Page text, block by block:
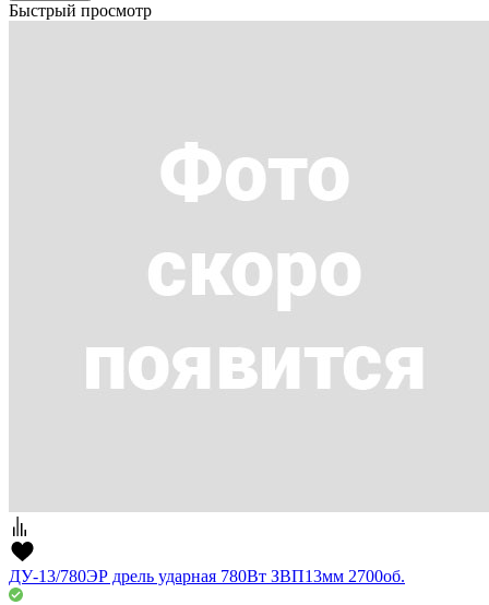
Быстрый просмотр
ДУ-13/780ЭР дрель ударная 780Вт ЗВП13мм 2700об.